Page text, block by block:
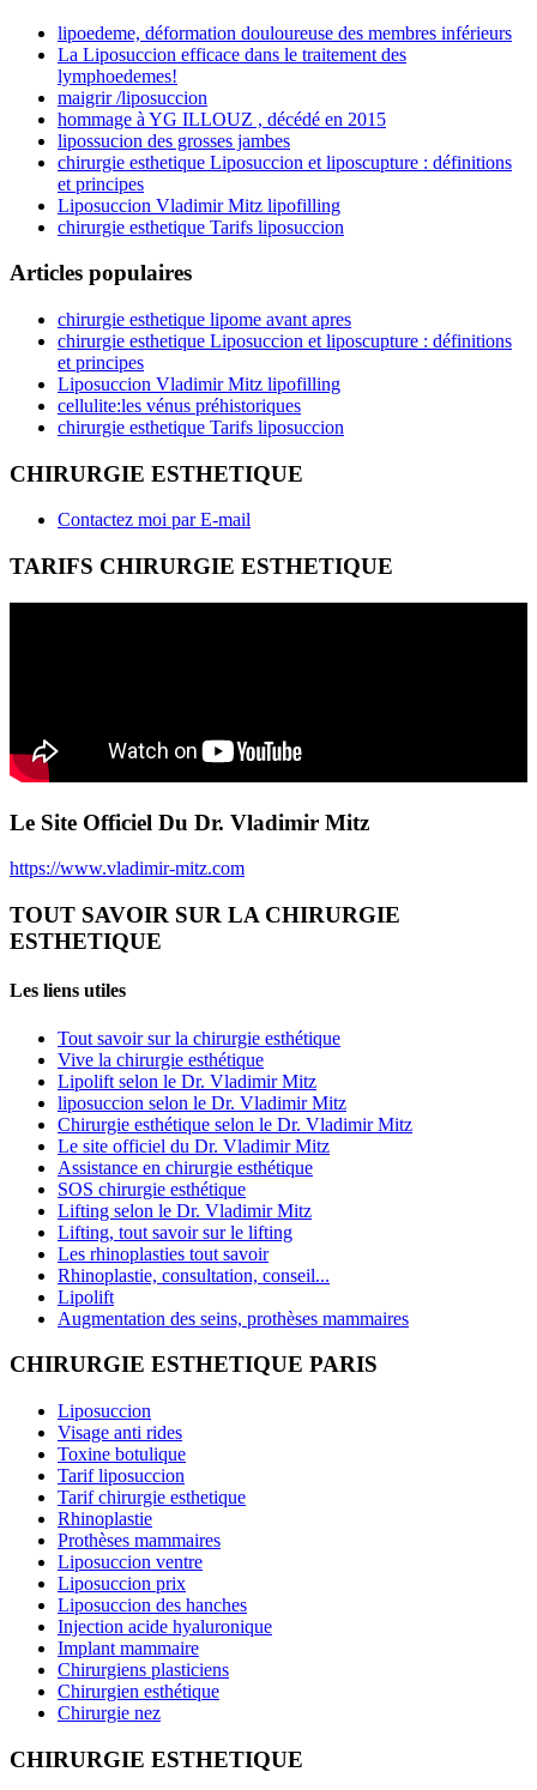
lipoedeme, déformation douloureuse des membres inférieurs
La Liposuccion efficace dans le traitement des
lymphoedemes!
maigrir /liposuccion
hommage à YG ILLOUZ , décédé en 2015
lipossucion des grosses jambes
chirurgie esthetique Liposuccion et liposcupture : définitions
et principes
Liposuccion Vladimir Mitz lipofilling
chirurgie esthetique Tarifs liposuccion
Articles populaires
chirurgie esthetique lipome avant apres
chirurgie esthetique Liposuccion et liposcupture : définitions
et principes
Liposuccion Vladimir Mitz lipofilling
cellulite:les vénus préhistoriques
chirurgie esthetique Tarifs liposuccion
CHIRURGIE ESTHETIQUE
Contactez moi par E-mail
TARIFS CHIRURGIE ESTHETIQUE
Le Site Officiel Du Dr. Vladimir Mitz
https://www.vladimir-mitz.com
TOUT SAVOIR SUR LA CHIRURGIE
ESTHETIQUE
Les liens utiles
Tout savoir sur la chirurgie esthétique
Vive la chirurgie esthétique
Lipolift selon le Dr. Vladimir Mitz
liposuccion selon le Dr. Vladimir Mitz
Chirurgie esthétique selon le Dr. Vladimir Mitz
Le site officiel du Dr. Vladimir Mitz
Assistance en chirurgie esthétique
SOS chirurgie esthétique
Lifting selon le Dr. Vladimir Mitz
Lifting, tout savoir sur le lifting
Les rhinoplasties tout savoir
Rhinoplastie, consultation, conseil...
Lipolift
Augmentation des seins, prothèses mammaires
CHIRURGIE ESTHETIQUE PARIS
Liposuccion
Visage anti rides
Toxine botulique
Tarif liposuccion
Tarif chirurgie esthetique
Rhinoplastie
Prothèses mammaires
Liposuccion ventre
Liposuccion prix
Liposuccion des hanches
Injection acide hyaluronique
Implant mammaire
Chirurgiens plasticiens
Chirurgien esthétique
Chirurgie nez
CHIRURGIE ESTHETIQUE